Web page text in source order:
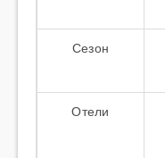
Сезон
Отели